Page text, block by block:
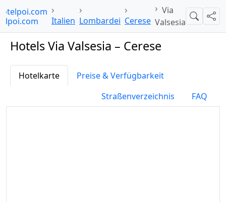
Italien Lombardei Cerese
Via
Valsesia
Suche
Hotels Via Valsesia – Cerese
Hotelkarte
Preise & Verfügbarkeit
Straßenverzeichnis
FAQ